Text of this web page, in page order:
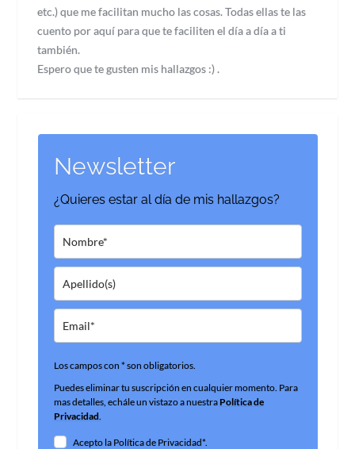
etc.) que me facilitan mucho las cosas. Todas ellas te las
cuento por aquí para que te faciliten el día a día a ti
también.
Espero que te gusten mis hallazgos :) .
Newsletter
¿Quieres estar al día de mis hallazgos?
Los campos con * son obligatorios.
Puedes eliminar tu suscripción en cualquier momento. Para
mas detalles, echále un vistazo a nuestraPolítica de
Privacidad.
Acepto la Política de Privacidad*.